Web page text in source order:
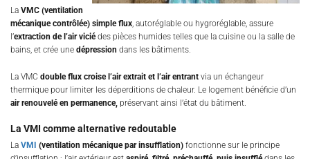
La VMC (ventilation
mécanique contrôlée) simple flux , autoréglable ou hygroréglable, assure
l’extraction de l’air viciédes pièces humides telles que la cuisine ou la salle de
bains, et crée une dépression dans les bâtiments.
La VMC double flux croise l’air extrait et l’air entrant via un échangeur
thermique pour limiter les déperditions de chaleur. Le logement bénéficie d’un
air renouvelé en permanence, préservant ainsi l’état du bâtiment.
La VMI comme alternative redoutable
La VMI (ventilation mécanique par insufflation) fonctionne sur le principe